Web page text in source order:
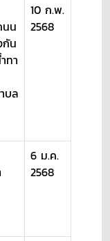
นน
น
ทา
บล
10 ก.พ.
2568
6 ม.ค.
2568